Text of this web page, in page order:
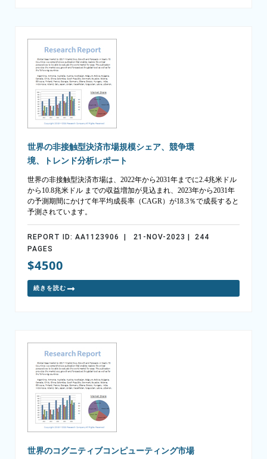
世界の非接触型決済市場規模シェア、競争環
境、トレンド分析レポート
世界の非接触型決済市場は、2022年から2031年までに2.4兆米ドル
から10.8兆米ドル までの収益増加が見込まれ、2023年から2031年
の予測期間にかけて年平均成長率（CAGR）が18.3％で成長すると
予測されています。
REPORT ID: AA1123906 | 21-NOV-2023 | 244
PAGES
$4500
続きを読む
世界のコグニティブコンピューティング市場